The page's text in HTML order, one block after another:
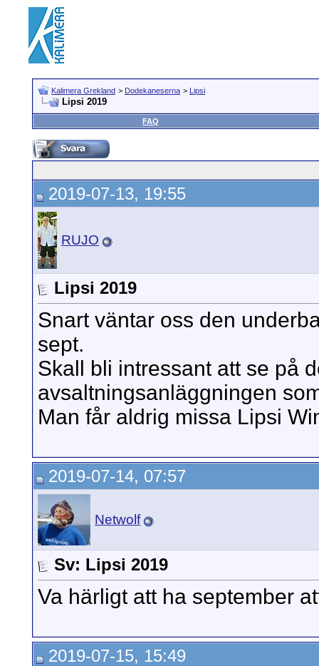
Kalimera Grekland > Dodekaneserna > Lipsi
Lipsi 2019
FAQ
2019-07-13, 19:55
RUJO
Lipsi 2019
Snart väntar oss den
sept.
Skall bli intressant att se på
avsaltningsanläggningen
Man får aldrig missa Lipsi
2019-07-14, 07:57
Netwolf
Sv: Lipsi 2019
Va härligt att ha september
2019-07-15, 15:49